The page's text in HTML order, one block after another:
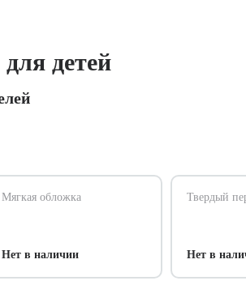
детей
Мягкая обложка
Нет в наличии
Твердый
Нет в